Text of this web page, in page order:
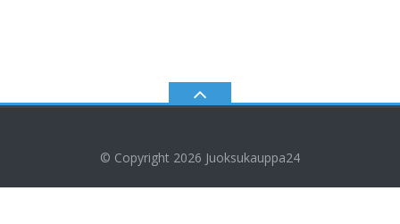
© Copyright 2026 Juoksukauppa24